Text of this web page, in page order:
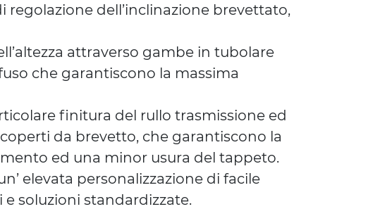
dell’inclinazione brevettato,
attraverso gambe in tubolare
che garantiscono la massima
finitura del rullo trasmissione ed
da brevetto, che garantiscono la
ed una minor usura del tappeto.
elevata personalizzazione di facile
e soluzioni standardizzate.